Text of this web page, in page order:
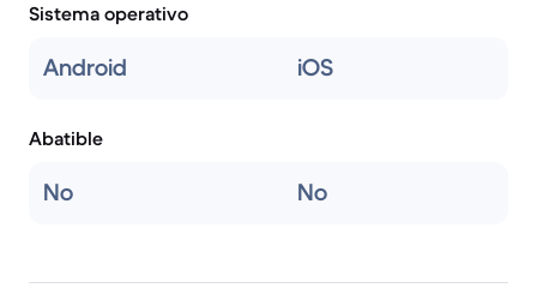
Sistema operativo
Android iOS
Abatible
No No